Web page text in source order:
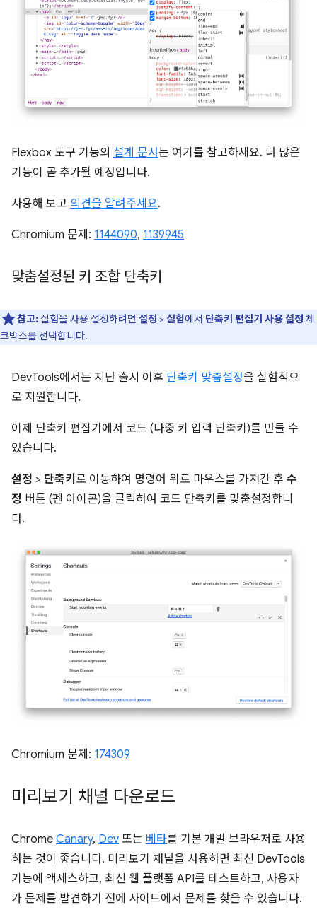
Flexbox 도구 기능의 설계 문서는 여기를 참고하세요. 더 많은
기능이 곧 추가될 예정입니다.
사용해 보고 의견을 알려주세요.
Chromium 문제: 1144090, 1139945
맞춤설정된 키 조합 단축키
참고: 실험을 사용 설정하려면 설정 > 실험에서 단축키 편집기 사용 설정 체
크박스를 선택합니다.
DevTools에서는 지난 출시 이후 단축키 맞춤설정을 실험적으
로 지원합니다.
이제 단축키 편집기에서 코드 (다중 키 입력 단축키)를 만들 수
있습니다.
설정 > 단축키 로 이동하여 명령어 위로 마우스를 가져간 후 수
정 버튼 (펜 아이콘)을 클릭하여 코드 단축키를 맞춤설정합니
다.
Chromium 문제: 174309
미리보기 채널 다운로드
Chrome Canary, Dev 또는 베타를 기본 개발 브라우저로 사용
하는 것이 좋습니다. 미리보기 채널을 사용하면 최신 DevTools
기능에 액세스하고, 최신 웹 플랫폼 API를 테스트하고, 사용자
가 문제를 발견하기 전에 사이트에서 문제를 찾을 수 있습니다.